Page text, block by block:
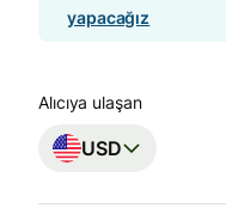
yapacağız
Alıcıya ulaşan
USD